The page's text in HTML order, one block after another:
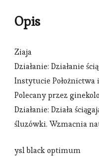
Opis
Ziaja
Działanie: Działanie
Instytucie Położnictwa
Polecany przez
Działanie: Działa
śluzówki. Wzmacnia
ysl black optimum